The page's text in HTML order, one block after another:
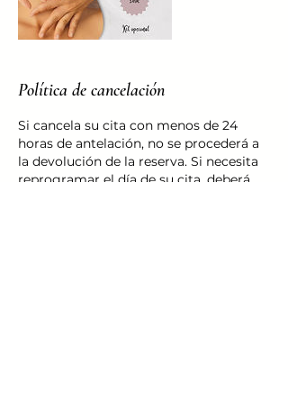
Política de cancelación
Si cancela su cita con menos de 24
horas de antelación, no se procederá a
la devolución de la reserva. Si necesita
reprogramar el día de su cita, deberá